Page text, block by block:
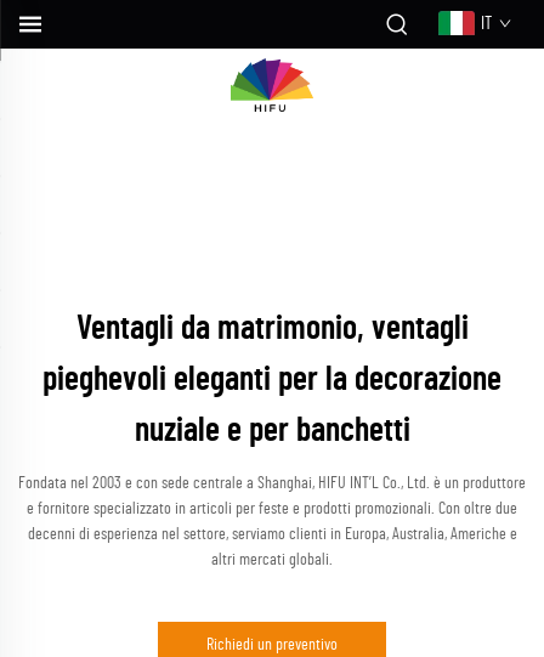
Ventagli da matrimonio, ventagli
pieghevoli eleganti per la decorazione
nuziale e per banchetti
Fondata nel 2003 e con sede centrale a Shanghai, HIFU INT’L Co., Ltd. è un produttore
e fornitore specializzato in articoli per feste e prodotti promozionali. Con oltre due
decenni di esperienza nel settore, serviamo clienti in Europa, Australia, Americhe e
altri mercati globali.
Richiedi un preventivo